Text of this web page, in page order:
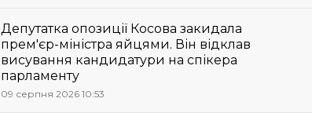
Депутатка опозиції Косова закидала
прем'єр-міністра яйцями. Він відклав
висування кандидатури на спікера
парламенту
09 серпня 2026 10:53